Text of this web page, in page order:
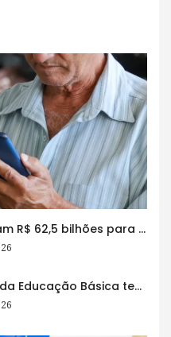
Famílias brasileiras perderam R$ 62,5 bilhões para bets em 2025
Índice de Desenvolvimento da Educação Básica tem elevação em todas as etapas